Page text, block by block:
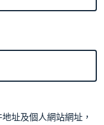
址及個人網站網址，